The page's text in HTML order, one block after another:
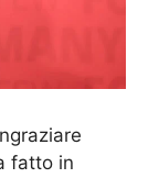
fatto in